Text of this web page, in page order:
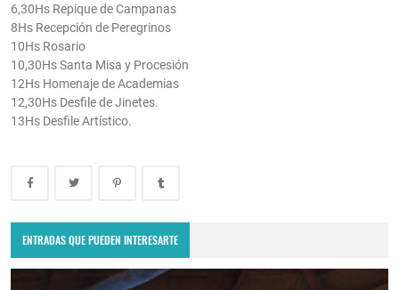
6,30Hs Repique de Campanas
8Hs Recepción de Peregrinos
10Hs Rosario
10,30Hs Santa Misa y Procesión
12Hs Homenaje de Academias
12,30Hs Desfile de Jinetes.
13Hs Desfile Artístico.
ENTRADAS QUE PUEDEN INTERESARTE